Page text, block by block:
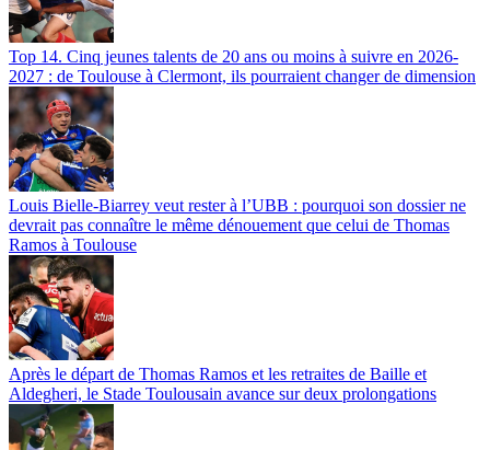
Top 14. Cinq jeunes talents de 20 ans ou moins à suivre en 2026-
2027 : de Toulouse à Clermont, ils pourraient changer de dimension
Louis Bielle-Biarrey veut rester à l’UBB : pourquoi son dossier ne
devrait pas connaître le même dénouement que celui de Thomas
Ramos à Toulouse
Après le départ de Thomas Ramos et les retraites de Baille et
Aldegheri, le Stade Toulousain avance sur deux prolongations